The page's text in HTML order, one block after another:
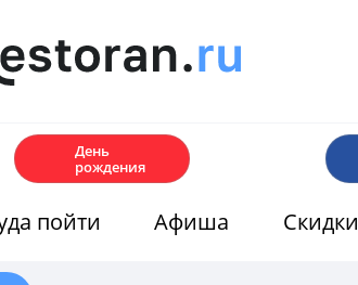
День
рождения
пойти Афиша Скидки